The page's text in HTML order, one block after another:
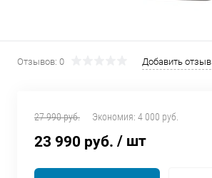
Отзывов: 0 Добавить отзыв
27 990 руб. Экономия: 4 000 руб.
23 990 руб. / шт
недели
plait.ru